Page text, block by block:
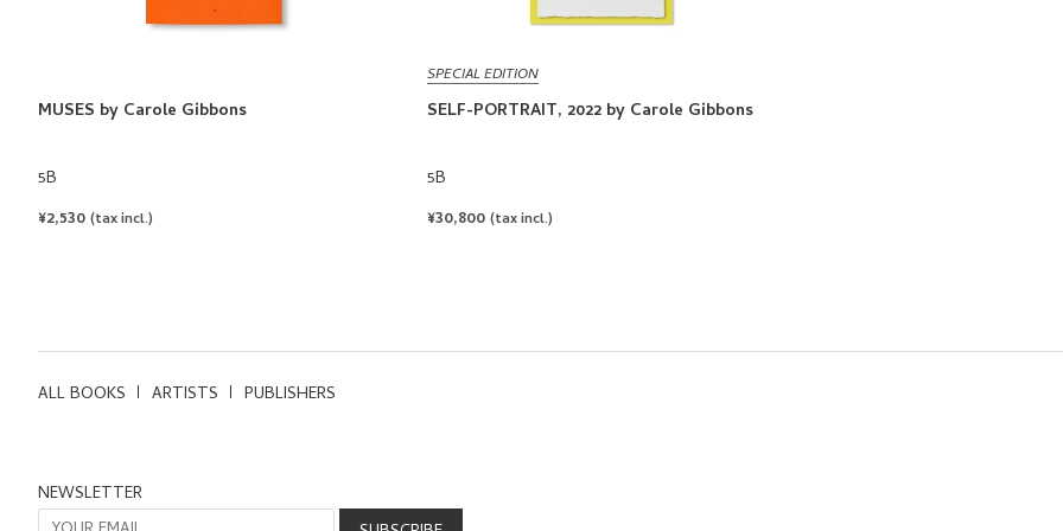
MUSES by Carole Gibbons
5B
REGULAR
¥2,530 (tax incl.)
SPECIAL EDITION
SELF-PORTRAIT, 2022 by Carole Gibbons
5B
REGULAR
¥30,800 (tax incl.)
ALL BOOKS ARTISTS PUBLISHERS
NEWSLETTER